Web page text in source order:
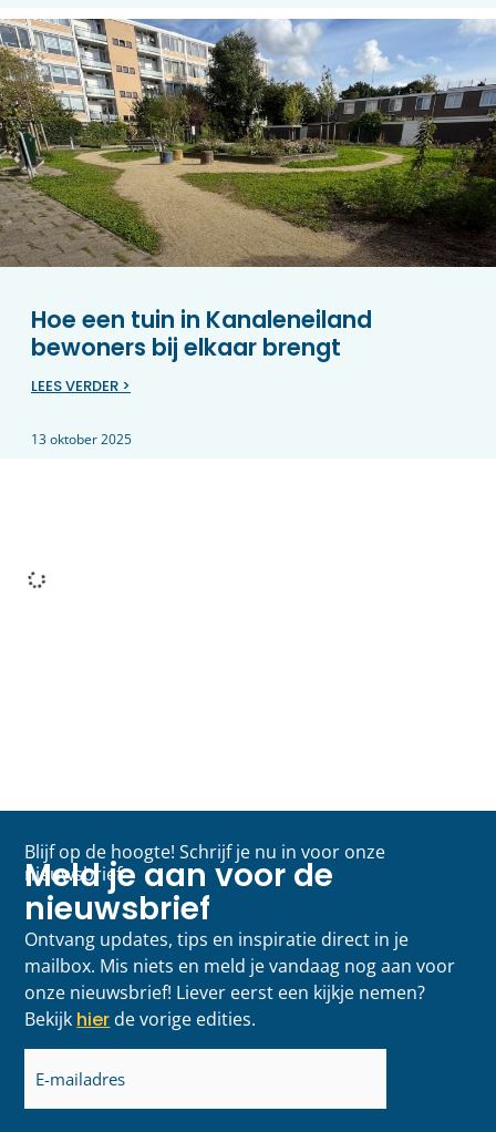
Hoe een tuin in Kanaleneiland
bewoners bij elkaar brengt
LEES VERDER >
13 oktober 2025
Blijf op de hoogte! Schrijf je nu in voor onze
nieuwsbrief
Meld je aan voor de
nieuwsbrief
Ontvang updates, tips en inspiratie direct in je
mailbox. Mis niets en meld je vandaag nog aan voor
onze nieuwsbrief! Liever eerst een kijkje nemen?
Bekijk hier de vorige edities.
E-
mailadres
(Vereist)